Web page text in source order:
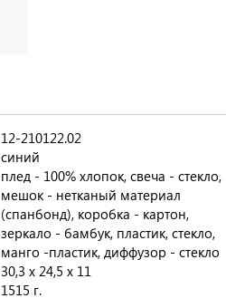
12-210122.02
синий
плед - 100% хлопок, свеча - стекло,
мешок - нетканый материал
(спанбонд), коробка - картон,
зеркало - бамбук, пластик, стекло,
манго -пластик, диффузор - стекло
30,3 х 24,5 х 11
1515 г.